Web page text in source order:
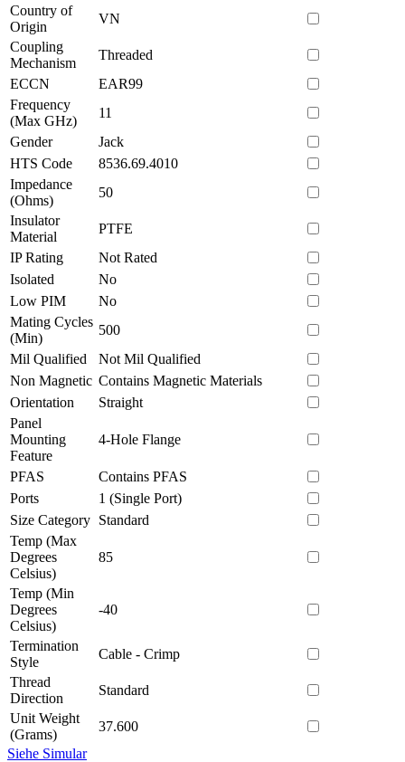
Country of
Origin
VN
Coupling
Mechanism
Threaded
ECCN
EAR99
Frequency
(Max GHz)
11
Gender
Jack
HTS Code
8536.69.4010
Impedance
(Ohms)
50
Insulator
Material
PTFE
IP Rating
Not Rated
Isolated
No
Low PIM
No
Mating Cycles
(Min)
500
Mil Qualified
Not Mil Qualified
Non Magnetic Contains Magnetic Materials
Orientation
Straight
Panel
Mounting
Feature
4-Hole Flange
PFAS
Contains PFAS
Ports
1 (Single Port)
Size Category Standard
Temp (Max
Degrees
Celsius)
85
Temp (Min
Degrees
Celsius)
-40
Termination
Style
Cable - Crimp
Thread
Direction
Standard
Unit Weight
(Grams)
37.600
Siehe Simular